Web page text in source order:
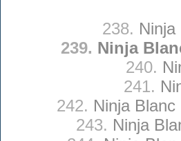
238.
239. Ninja
240.
241.
242. Ninja
243. Ninja